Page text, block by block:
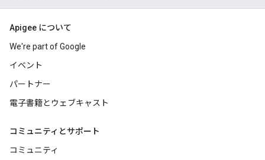
Apigee について
We're part of Google
イベント
パートナー
電子書籍とウェブキャスト
コミュニティとサポート
コミュニティ